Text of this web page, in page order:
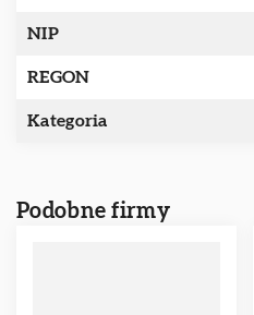
NIP
REGON
Kategoria
Podobne firmy